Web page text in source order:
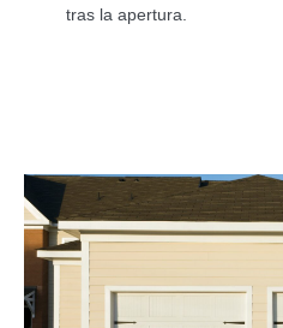
tras la apertura.